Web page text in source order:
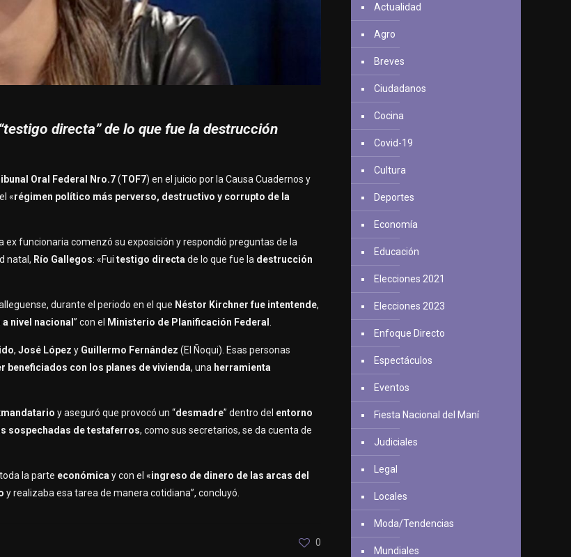
directa” de lo que fue la destrucción
Oral Federal Nro.7(TOF7) en el juicio por la Causa Cuadernos y
«régimen político más perverso, destructivo y corrupto de la
ex funcionaria comenzó su exposición y respondió preguntas de la
natal, Río Gallegos: «Fuitestigo directade lo que fue la destrucción
durante el periodo en el que Néstor Kirchner fue intentende,
nivel nacional” con el Ministerio de Planificación Federal
,José Lópezy Guillermo Fernández (El Ñoqui). Esas personas
beneficiados con los planes de vivienda, una herramienta
y aseguró que provocó un “desmadre” dentro del entorno
sospechadas de testaferros, como sus secretarios, se da cuenta de
la parte económicay con el «ingreso de dinero de lasarcas del
y realizaba esa tarea de manera cotidiana”, concluyó.
0
Actualidad
Agro
Breves
Ciudadanos
Cocina
Covid-19
Cultura
Deportes
Economía
Educación
Elecciones 2021
Elecciones 2023
Enfoque Directo
Espectáculos
Eventos
Fiesta Nacional del Maní
Judiciales
Legal
Locales
Moda/Tendencias
Mundiales